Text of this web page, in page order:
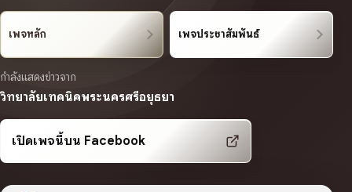
เพจหลัก เพจประชาสัมพันธ์
กำลังแสดงข่าวจาก
วิทยาลัยเทคนิคพระนครศรีอยุธยา
เปิดเพจนี้บน Facebook